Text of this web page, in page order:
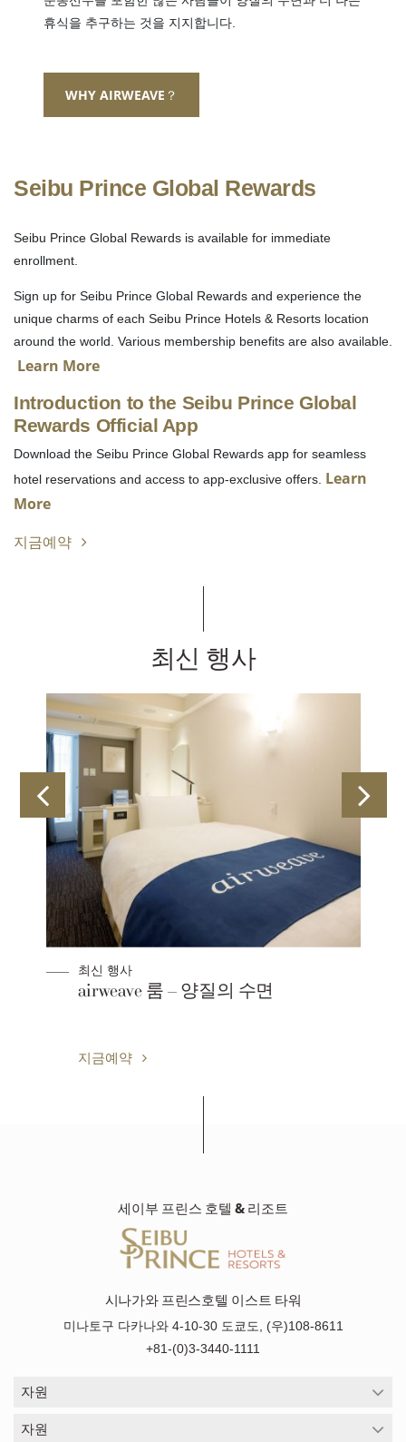
휴식을 추구하는 것을 지지합니다.
WHY AIRWEAVE？
Seibu Prince Global Rewards
Seibu Prince Global Rewards is available for immediate
enrollment.
Sign up for Seibu Prince Global Rewards and experience the
unique charms of each Seibu Prince Hotels & Resorts location
around the world. Various membership benefits are also available.
Learn More
Introduction to the Seibu Prince Global
Rewards Official App
Download the Seibu Prince Global Rewards app for seamless
hotel reservations and access to app-exclusive offers. Learn
More
지금예약
최신 행사
최신 행사
airweave 룸 – 양질의 수면
지금예약
세이부 프린스 호텔 & 리조트
시나가와 프린스호텔 이스트 타워
미나토구 다카나와 4-10-30 도쿄도, (우)108-8611
+81-(0)3-3440-1111
자원
자원